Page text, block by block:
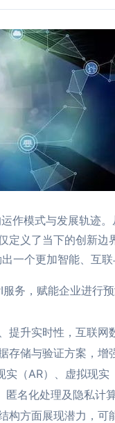
作模式与发展轨迹
义了当下的创新
一个更加智能、互联
务，赋能企业进行
升实时性，互联网
储与验证方案，增
（AR）、虚拟现实
名化处理及隐私计
方面展现潜力，可